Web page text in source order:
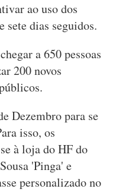
ao uso dos
sete dias seguidos.
a 650 pessoas
200 novos
Dezembro para se
isso, os
à loja do HF do
'Pinga' e
personalizado no